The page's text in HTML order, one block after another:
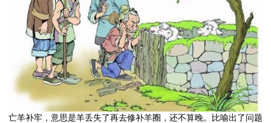
亡羊补牢，意思是羊丢失了再去修补羊圈，还不算晚。比喻出了问题